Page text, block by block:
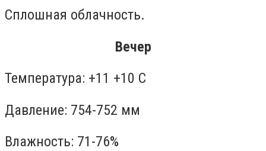
Сплошная облачность.
Вечер
Температура: +11 +10 С
Давление: 754-752 мм
Влажность: 71-76%